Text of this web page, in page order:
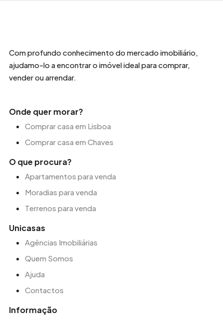
Com profundo conhecimento do mercado imobiliário,
ajudamo-lo a encontrar o imóvel ideal para comprar,
vender ou arrendar.
Onde quer morar?
Comprar casa em Lisboa
Comprar casa em Chaves
O que procura?
Apartamentos para venda
Moradias para venda
Terrenos para venda
Unicasas
Agências Imobiliárias
Quem Somos
Ajuda
Contactos
Informação